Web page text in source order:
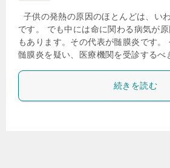
子供の発熱の原因のほとんどは、い
です。 でも中には命に関わる病気が
もあります。その代表が髄膜炎です。
髄膜炎を疑い、医療機関を受診する
続きを読む